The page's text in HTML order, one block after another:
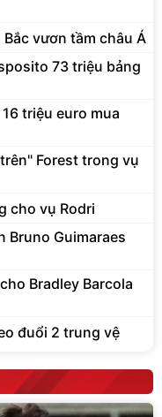
vươn tầm châu Á
73 triệu bảng
triệu euro mua
Forest trong vụ
cho vụ Rodri
Bruno Guimaraes
Bradley Barcola
đuổi 2 trung vệ